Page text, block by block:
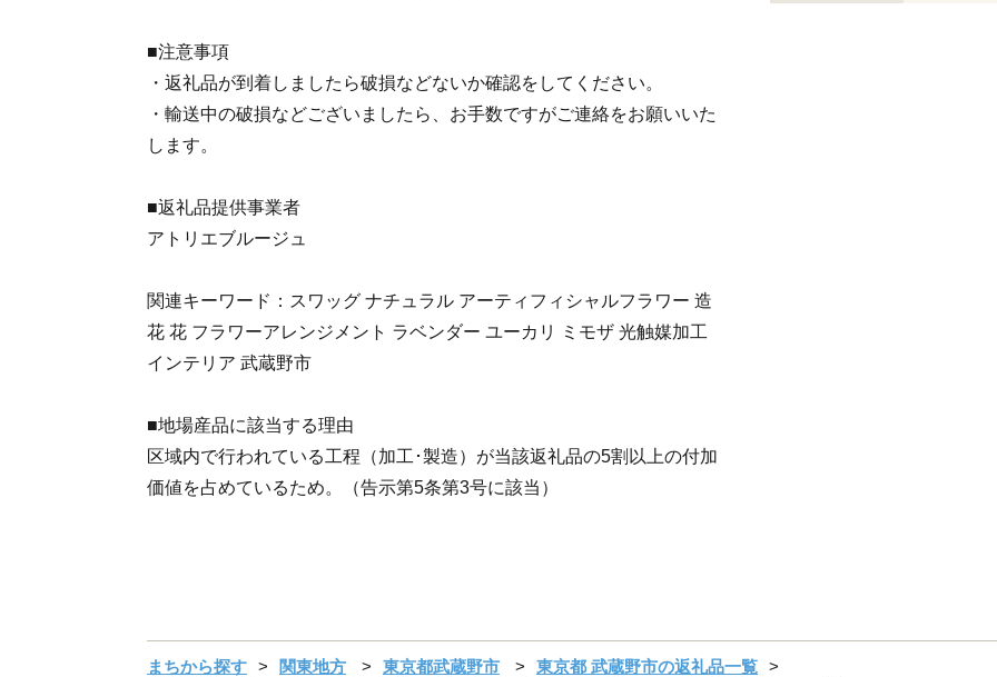
■注意事項
・返礼品が到着しましたら破損などないか確認をしてください。
・輸送中の破損などございましたら、お手数ですがご連絡をお願いいた
します。
■返礼品提供事業者
アトリエブルージュ
関連キーワード：スワッグ ナチュラル アーティフィシャルフラワー 造
花 花 フラワーアレンジメント ラベンダー ユーカリ ミモザ 光触媒加工
インテリア 武蔵野市
■地場産品に該当する理由
区域内で行われている工程（加工･製造）が当該返礼品の5割以上の付加
価値を占めているため。（告示第5条第3号に該当）
まちから探す 関東地方 東京都武蔵野市
東京都 武蔵野市の返礼品一覧